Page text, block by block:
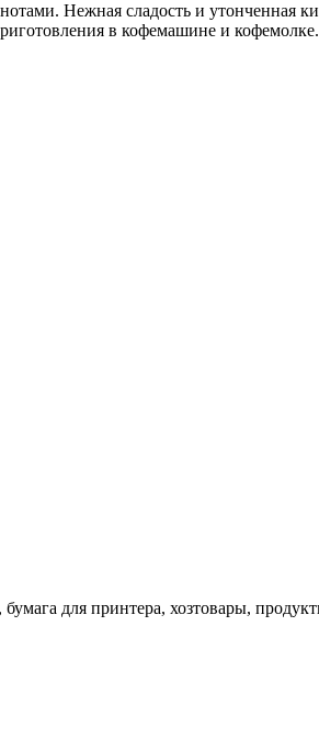
Нежная сладость и утонченная
в кофемашине и
для принтера, хозтовары,